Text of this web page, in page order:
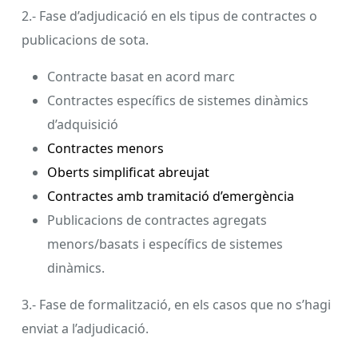
2.- Fase d’adjudicació en els tipus de contractes o
publicacions de sota.
Contracte basat en acord marc
Contractes específics de sistemes dinàmics
d’adquisició
Contractes menors
Oberts simplificat abreujat
Contractes amb tramitació d’emergència
Publicacions de contractes agregats
menors/basats i específics de sistemes
dinàmics.
3.- Fase de formalització, en els casos que no s’hagi
enviat a l’adjudicació.